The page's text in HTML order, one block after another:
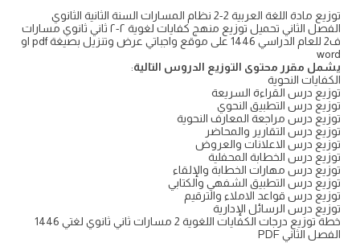
توزيع مادة اللغة العربية 2-2 نظام المسارات السنة الثانية الثانوي
الفصل الثاني تحميل توزيع منهج كفايات لغوية ٢-٢ ثاني ثانوي مسارات
ف2 للعام الدراسي 1446 على موقع واجباتي عرض وتنزيل بصيغة pdf او
word
يشمل مقرر محتوى التوزيع الدروس التالية:
الكفايات النحوية
توزيع درس القراءة السريعة
توزيع درس التطبيق النحوي
توزيع درس مراجعة المعارف النحوية
توزيع درس التقارير والمحاضر
توزيع درس الاعلانات والعروض
توزيع درس الخطابة المحفلية
توزيع درس مهارات الخطابة والإلقاء
توزيع درس التطبيق الشفهي والكتابي
توزيع درس قواعد الاملاء والترقيم
توزيع درس الرسائل الإدارية
خطة توزيع درجات الكفايات اللغوية 2 مسارات ثاني ثانوي لغتي 1446
الفصل الثاني PDF